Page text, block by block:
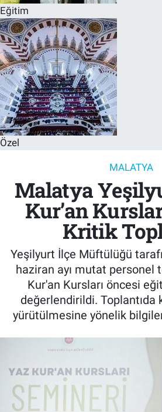
Eğitim
Özel
MALATYA
Malatya
Kur’an
Kritik
Yeşilyurt İlçe Müftülüğü
haziran ayı mutat personel
Kur'an Kursları öncesi
değerlendirildi. Toplantıda
yürütülmesine yönelik